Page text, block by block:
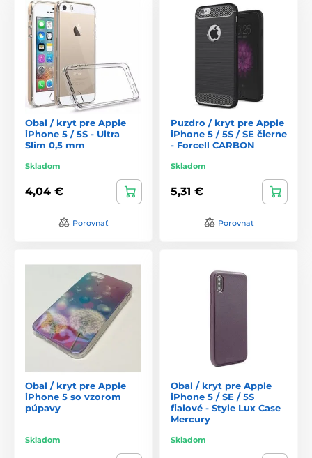
Obal / kryt pre Apple
iPhone 5 / 5S - Ultra
Slim 0,5 mm
Skladom
4,04 €
Porovnať
Puzdro / kryt pre Apple
iPhone 5 / 5S / SE čierne
- Forcell CARBON
Skladom
5,31 €
Porovnať
Obal / kryt pre Apple
iPhone 5 so vzorom
púpavy
Skladom
Obal / kryt pre Apple
iPhone 5 / SE / 5S
fialové - Style Lux Case
Mercury
Skladom